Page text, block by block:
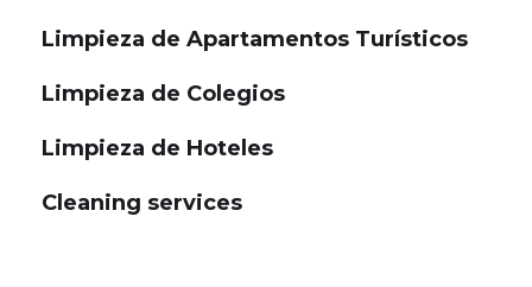
Limpieza de Apartamentos Turísticos
Limpieza de Colegios
Limpieza de Hoteles
Cleaning services